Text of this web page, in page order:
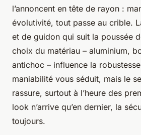
l’annoncent en tête de rayon :
évolutivité, tout passe au crible.
et de guidon qui suit la poussée
choix du matériau – aluminium,
antichoc – influence la
maniabilité vous séduit, mais le
rassure, surtout à l’heure des
look n’arrive qu’en dernier, la
toujours.